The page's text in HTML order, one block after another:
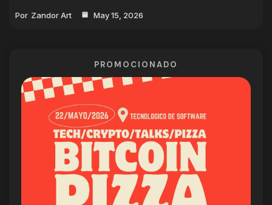
Por Zandor Art May 15, 2026
PROMOCIONADO